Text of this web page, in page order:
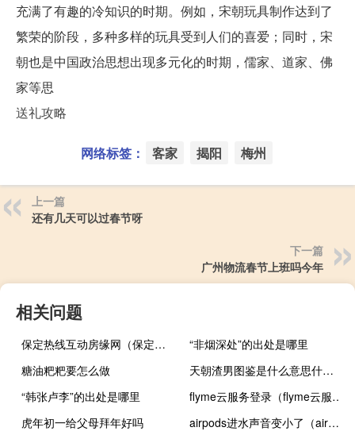
充满了有趣的冷知识的时期。例如，宋朝玩具制作达到了
繁荣的阶段，多种多样的玩具受到人们的喜爱；同时，宋
朝也是中国政治思想出现多元化的时期，儒家、道家、佛
家等思
送礼攻略
网络标签： 客家 揭阳 梅州
上一篇
还有几天可以过春节呀
下一篇
广州物流春节上班吗今年
相关问题
保定热线互动房缘网（保定热线互动房源）
“非烟深处”的出处是哪里
糖油粑粑要怎么做
天朝渣男图鉴是什么意思什么梗
“韩张卢李”的出处是哪里
flyme云服务登录（flyme云服务）
虎年初一给父母拜年好吗
airpods进水声音变小了（airpods进水声音变小了）